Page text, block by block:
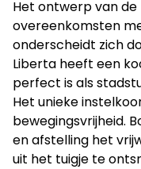
Het ontwerp van
overeenkomsten
onderscheidt zich
Liberta heeft een
perfect is als
Het unieke
bewegingsvrijheid.
en afstelling het
uit het tuigje te